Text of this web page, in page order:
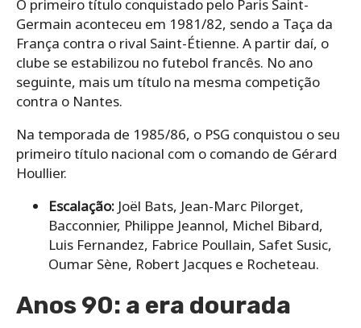
O primeiro título conquistado pelo Paris Saint-
Germain aconteceu em 1981/82, sendo a Taça da
França contra o rival Saint-Étienne. A partir daí, o
clube se estabilizou no futebol francês. No ano
seguinte, mais um título na mesma competição
contra o Nantes.
Na temporada de 1985/86, o PSG conquistou o seu
primeiro título nacional com o comando de Gérard
Houllier.
Escalação: Joël Bats, Jean-Marc Pilorget,
Bacconnier, Philippe Jeannol, Michel Bibard,
Luis Fernandez, Fabrice Poullain, Safet Susic,
Oumar Sène, Robert Jacques e Rocheteau.
Anos 90: a era dourada